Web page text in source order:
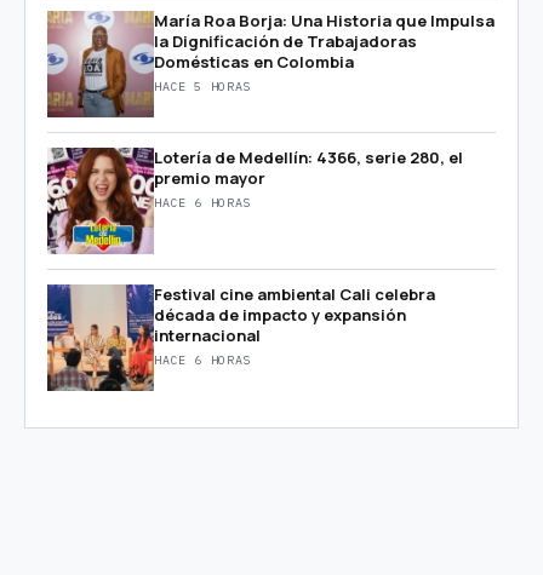
María Roa Borja: Una Historia que Impulsa
la Dignificación de Trabajadoras
Domésticas en Colombia
HACE 5 HORAS
Lotería de Medellín: 4366, serie 280, el
premio mayor
HACE 6 HORAS
Festival cine ambiental Cali celebra
década de impacto y expansión
internacional
HACE 6 HORAS